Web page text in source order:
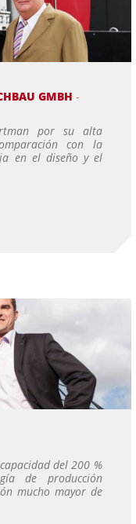
GMBH-
por su alta
con la
en el diseño y el
del 200 %
de producción
mucho mayor de